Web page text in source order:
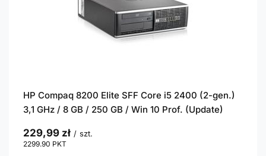
HP Compaq 8200 Elite SFF Core i5 2400 (2-gen.)
3,1 GHz / 8 GB / 250 GB / Win 10 Prof. (Update)
229,99 zł / szt.
2299.90 PKT